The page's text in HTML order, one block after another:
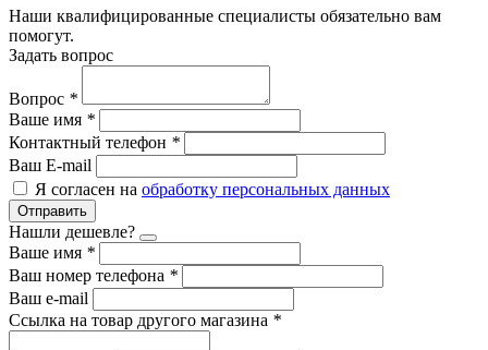
Наши квалифицированные специалисты обязательно вам
помогут.
Задать вопрос
Вопрос *
Ваше имя *
Контактный телефон *
Ваш E-mail
Я согласен на обработку персональных данных
Отправить
Нашли дешевле?
Ваше имя *
Ваш номер телефона *
Ваш e-mail
Ссылка на товар другого магазина *